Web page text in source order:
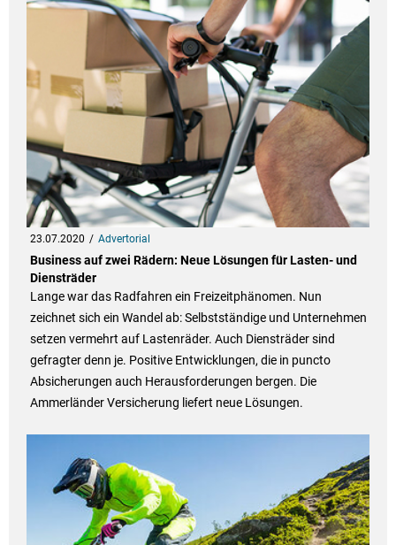
23.07.2020 Advertorial
Business auf zwei Rädern: Neue Lösungen für Lasten- und
Diensträder
Lange war das Radfahren ein Freizeitphänomen. Nun
zeichnet sich ein Wandel ab: Selbstständige und Unternehmen
setzen vermehrt auf Lastenräder. Auch Diensträder sind
gefragter denn je. Positive Entwicklungen, die in puncto
Absicherungen auch Herausforderungen bergen. Die
Ammerländer Versicherung liefert neue Lösungen.